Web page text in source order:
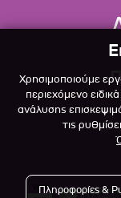
Χρησιμοποιούμε
περιεχόμενο
ανάλυσης
τις
Πληροφορίες &